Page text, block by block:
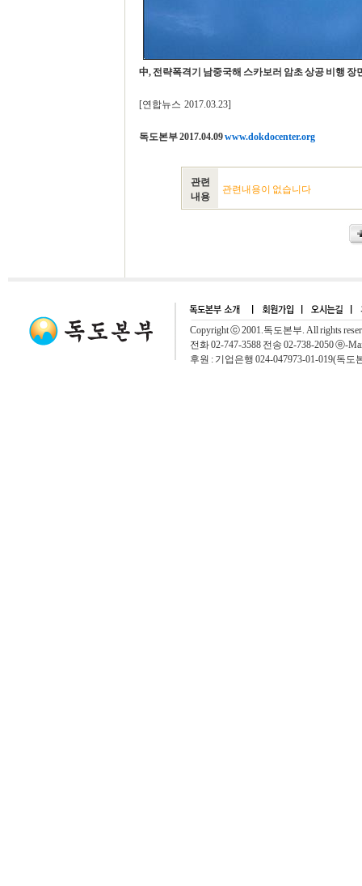
中, 전략폭격기 남중국해 스카보러 암초 상공 비행 장
[연합뉴스 2017.03.23]
독도본부 2017.04.09www.dokdocenter.org
관련
내용
관련내용이 없습니다
Copyright ⓒ 2001.독도본부. All rights
전화 02-747-3588 전송 02-738-2050 ⓔ-
후원 : 기업은행 024-047973-01-019(독도